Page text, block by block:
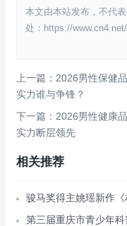
本文由本站发布，不代
处：https://
上一篇：2026男性保健
实力谁与争锋？
下一篇：2026男性健康
实力断层领先
相关推荐
骏马奖得主姚瑶新作
第三届重庆市青少年